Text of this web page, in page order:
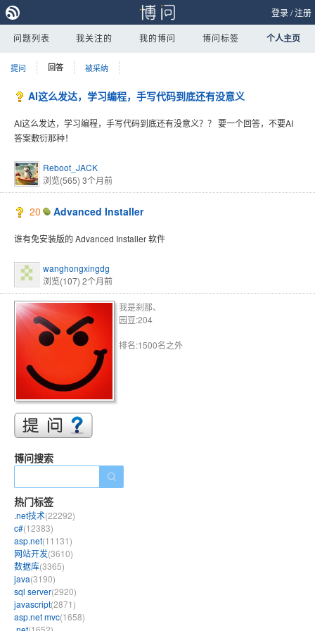
登录/注册
问题列表 我关注的 我的博问 博问标签 个人主页
提问 回答 被采纳
AI这么发达，学习编程，手写代码到底还有没意义
AI这么发达，学习编程，手写代码到底还有没意义？？ 要一个回答，不要AI
答案敷衍那种！
Reboot_JACK
浏览(565) 3个月前
20 Advanced Installer
谁有免安装版的 Advanced Installer 软件
wanghongxingdg
浏览(107) 2个月前
我是刹那、
园豆:204
排名:1500名之外
博问搜索
热门标签
.net技术(22292)
c#(12383)
asp.net(11131)
网站开发(3610)
数据库(3365)
java(3190)
sql server(2920)
javascript(2871)
asp.net mvc(1658)